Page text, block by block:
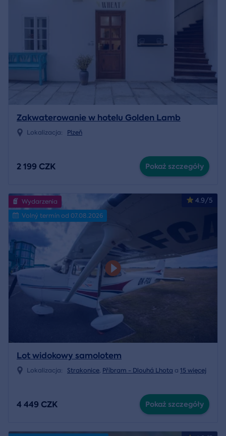
Zakwaterowanie w hotelu Golden Lamb
Lokalizacja: Plzeň
2 199 CZK Pokaż szczegóły
4.9/5
Wydarzenia
Volný termín od 07.08.2026
Lot widokowy samolotem
Lokalizacja: Strakonice, Příbram - Dlouhá Lhota a 15 więcej
4 449 CZK Pokaż szczegóły